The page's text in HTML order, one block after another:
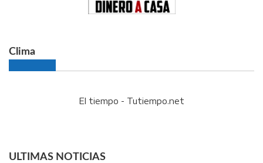
Clima
El tiempo - Tutiempo.net
ULTIMAS NOTICIAS